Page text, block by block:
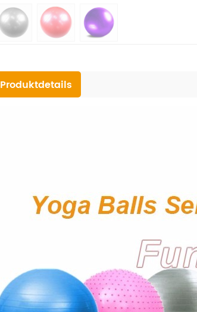
Produktdetails